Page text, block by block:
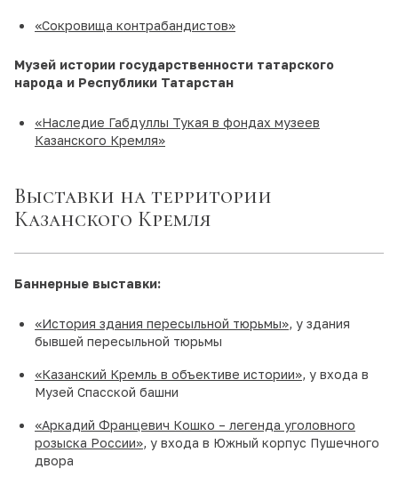
«Сокровища контрабандистов»
Музей истории государственности татарского
народа и Республики Татарстан
«Наследие Габдуллы Тукая в фондах музеев
Казанского Кремля»
Выставки на территории
Казанского Кремля
Баннерные выставки:
«История здания пересыльной тюрьмы», у здания
бывшей пересыльной тюрьмы
«Казанский Кремль в объективе истории», у входа в
Музей Спасской башни
«Аркадий Францевич Кошко – легенда уголовного
розыска России», у входа в Южный корпус Пушечного
двора